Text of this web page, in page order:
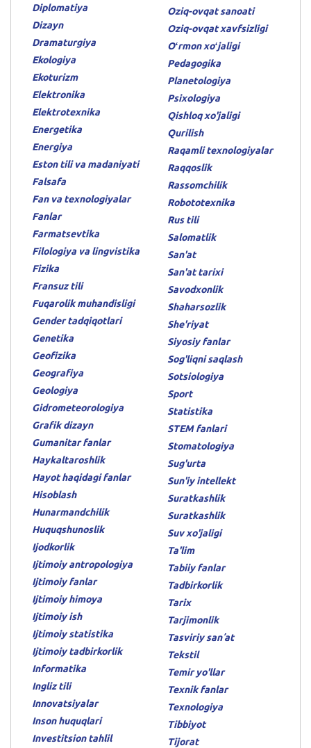
Diplomatiya
Dizayn
Dramaturgiya
Ekologiya
Ekoturizm
Elektronika
Elektrotexnika
Energetika
Energiya
Eston tili va madaniyati
Falsafa
Fan va texnologiyalar
Fanlar
Farmatsevtika
Filologiya va lingvistika
Fizika
Fransuz tili
Fuqarolik muhandisligi
Gender tadqiqotlari
Genetika
Geofizika
Geografiya
Geologiya
Gidrometeorologiya
Grafik dizayn
Gumanitar fanlar
Haykaltaroshlik
Hayot haqidagi fanlar
Hisoblash
Hunarmandchilik
Huquqshunoslik
Ijodkorlik
Ijtimoiy antropologiya
Ijtimoiy fanlar
Ijtimoiy himoya
Ijtimoiy ish
Ijtimoiy statistika
Ijtimoiy tadbirkorlik
Informatika
Ingliz tili
Innovatsiyalar
Inson huquqlari
Investitsion tahlil
Oziq-ovqat sanoati
Oziq-ovqat xavfsizligi
Oʻrmon xoʻjaligi
Pedagogika
Planetologiya
Psixologiya
Qishloq xo'jaligi
Qurilish
Raqamli texnologiyalar
Raqqoslik
Rassomchilik
Robototexnika
Rus tili
Salomatlik
San'at
San'at tarixi
Savodxonlik
Shaharsozlik
She'riyat
Siyosiy fanlar
Sog'liqni saqlash
Sotsiologiya
Sport
Statistika
STEM fanlari
Stomatologiya
Sug'urta
Sun'iy intellekt
Suratkashlik
Suratkashlik
Suv xo'jaligi
Ta'lim
Tabiiy fanlar
Tadbirkorlik
Tarix
Tarjimonlik
Tasviriy sanʼat
Tekstil
Temir yo'llar
Texnik fanlar
Texnologiya
Tibbiyot
Tijorat